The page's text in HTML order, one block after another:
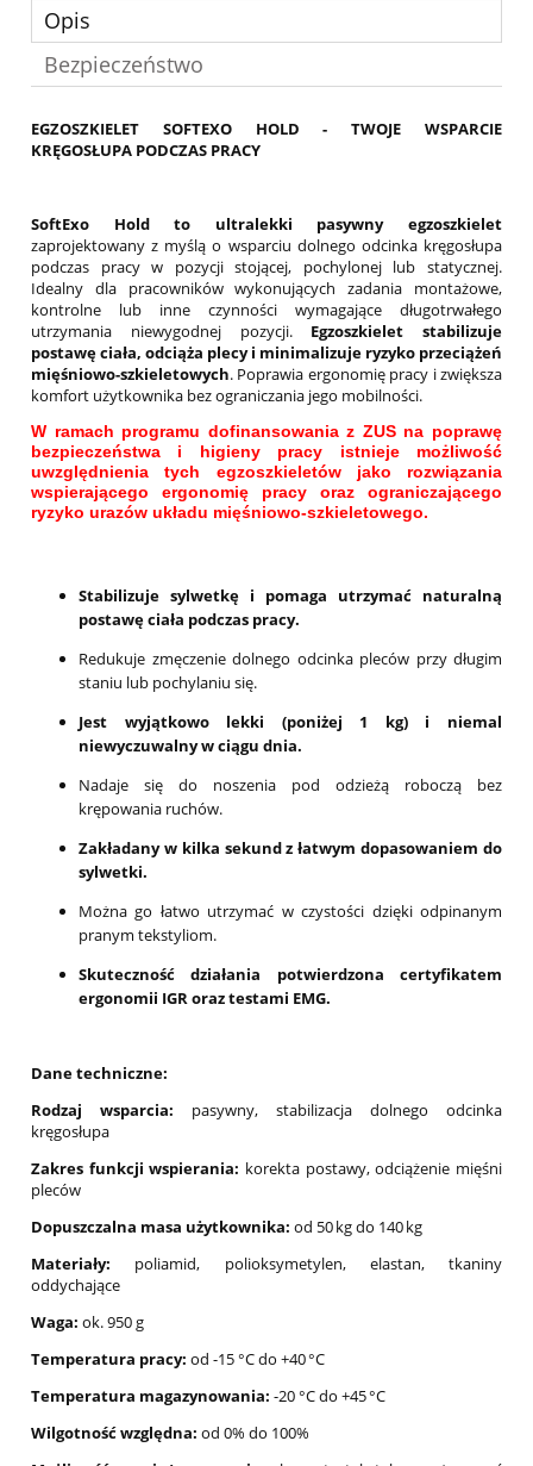
Opis
Bezpieczeństwo
EGZOSZKIELET SOFTEXO HOLD - TWOJE WSPARCIE
KRĘGOSŁUPA PODCZAS PRACY
SoftExo Hold to ultralekki pasywny egzoszkielet
zaprojektowany z myślą o wsparciu dolnego odcinka kręgosłupa
podczas pracy w pozycji stojącej, pochylonej lub statycznej.
Idealny dla pracowników wykonujących zadania montażowe,
kontrolne lub inne czynności wymagające długotrwałego
utrzymania niewygodnej pozycji. Egzoszkielet stabilizuje
postawę ciała, odciąża plecy i minimalizuje ryzyko przeciążeń
mięśniowo-szkieletowych. Poprawia ergonomię pracy i zwiększa
komfort użytkownika bez ograniczania jego mobilności.
W ramach programu dofinansowania z ZUS na poprawę
bezpieczeństwa i higieny pracy istnieje możliwość
uwzględnienia tych egzoszkieletów jako rozwiązania
wspierającego ergonomię pracy oraz ograniczającego
ryzyko urazów układu mięśniowo-szkieletowego.
Stabilizuje sylwetkę i pomaga utrzymać naturalną
postawę ciała podczas pracy.
Redukuje zmęczenie dolnego odcinka pleców przy długim
staniu lub pochylaniu się.
Jest wyjątkowo lekki (poniżej 1 kg) i niemal
niewyczuwalny w ciągu dnia.
Nadaje się do noszenia pod odzieżą roboczą bez
krępowania ruchów.
Zakładany w kilka sekund z łatwym dopasowaniem do
sylwetki.
Można go łatwo utrzymać w czystości dzięki odpinanym
pranym tekstyliom.
Skuteczność działania potwierdzona certyfikatem
ergonomii IGR oraz testami EMG.
Dane techniczne:
Rodzaj wsparcia: pasywny, stabilizacja dolnego odcinka
kręgosłupa
Zakres funkcji wspierania: korekta postawy, odciążenie mięśni
pleców
Dopuszczalna masa użytkownika: od 50 kg do 140 kg
Materiały: poliamid, polioksymetylen, elastan, tkaniny
oddychające
Waga: ok. 950 g
Temperatura pracy: od -15 °C do +40 °C
Temperatura magazynowania: -20 °C do +45 °C
Wilgotność względna: od 0% do 100%